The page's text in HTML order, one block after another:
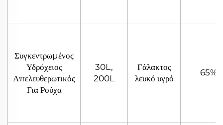
Συγκεντρωμένος
Υδρόχειος
Απελευθερωτικός
Για Ρούχα
30L,
200L
Γάλακτος
λευκό υγρό
65%